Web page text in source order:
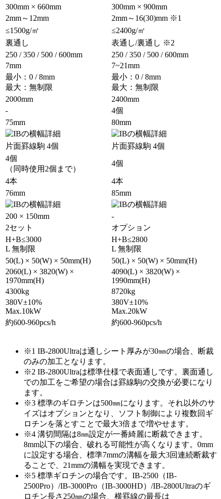
300mm × 660mm
300mm × 900mm
2mm～12mm
2mm～16(30)mm ※1
≤1500g/㎡
≤2400g/㎡
裏通し
表通し/裏通し ※2
250 / 350 / 500 / 600mm
250 / 350 / 500 / 600mm
7mm
7~21mm
最小：0 / 8mm
最大：無制限
最小：0 / 8mm
最大：無制限
2000mm
2400mm
-
4個
75mm
80mm
片面罫線駒 4個
片面罫線駒 4個
4個
（同時使用2個まで）
4個
4本
4本
76mm
85mm
200 × 150mm
-
2セット
オプション
H+B≤3000
L 無制限
H+B≤2800
L 無制限
50(L) × 50(W) × 50mm(H)
50(L) × 50(W) × 50mm(H)
2060(L) × 3820(W) ×
1970mm(H)
4090(L) × 3820(W) ×
1990mm(H)
4300kg
8720kg
380V±10%
Max.10kW
380V±10%
Max.20kW
約600-960pcs/h
約600-960pcs/h
※1 IB-2800Ultraは通しシート厚みが30㎜の場合、断裁
のみの加工となります。
※2 IB-2800Ultraは標準仕様で表面通しです。裏面通し
での加工をご希望の場合は罫線駒の交換が必要になり
ます。
※3 標準のギロチンは500㎜になります。それ以外のサ
イズはオプションとなり、ソフト制御により複数回ギ
ロチンを落とすことで最大3倍まで増やせます。
※4 溝切間隔は8㎜設定が一番綺麗に断裁できます。
8mm以下の場合、破れる可能性が高くなります。0mm
に設定する場合、標準7mmの溝幅を最大3回連続断裁す
ることで、21mmの溝幅を実現できます。
※5 標準ギロチンの場合です。IB-2500（IB-
2500Pro）/IB-3000Pro（IB-3000HD）/IB-2800Ultraのギ
ロチン長さ250㎜の場合、横罫線の最長は